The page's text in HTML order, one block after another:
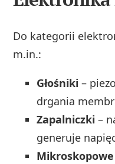
Do kategorii
m.in.:
Głośniki –
drgania
Zapalniczki –
generuje